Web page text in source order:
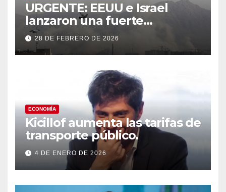
URGENTE: EEUU e Israel
lanzaron una fuerte
operación militar contra Irán,
que respondió con un ataque
a los países del Golfo
28 DE FEBRERO DE 2026
ECONOMÍA
Kicillof aumenta las tarifas de
transporte público.
4 DE ENERO DE 2026